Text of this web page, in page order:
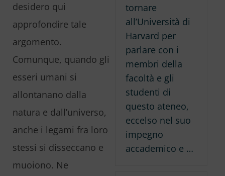
desidero qui
approfondire tale
argomento.
Comunque, quando gli
esseri umani si
allontanano dalla
natura e dall’universo,
anche i legami fra loro
stessi si disseccano e
muoiono. Ne
tornare
all’Università di
Harvard per
parlare con i
membri della
facoltà e gli
studenti di
questo ateneo,
eccelso nel suo
impegno
accademico e …